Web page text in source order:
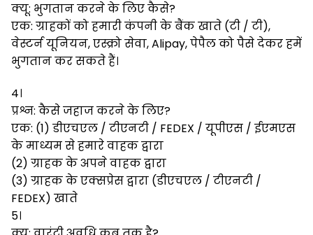
क्यू: भुगतान करने के लिए कैसे?
एक: ग्राहकों को हमारी कंपनी के बैंक खाते (टी / टी),
वेस्टर्न यूनियन, एस्क्रो सेवा, Alipay, पेपैल को पैसे देकर हमें
भुगतान कर सकते हैं।
4।
प्रश्न: कैसे जहाज करने के लिए?
एक: (1) डीएचएल / टीएनटी / FEDEX / यूपीएस / ईएमएस
के माध्यम से हमारे वाहक द्वारा
(2) ग्राहक के अपने वाहक द्वारा
(3) ग्राहक के एक्सप्रेस द्वारा (डीएचएल / टीएनटी /
FEDEX) खाते
5।